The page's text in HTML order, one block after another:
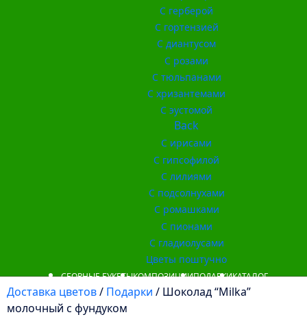
С герберой
С гортензией
С диантусом
С розами
С тюльпанами
С хризантемами
С эустомой
Back
С ирисами
С гипсофилой
С лилиями
С подсолнухами
С ромашками
С пионами
С гладиолусами
Цветы поштучно
СБОРНЫЕ БУКЕТЫКОМПОЗИЦИИПОДАРКИКАТАЛОГ
Доставка цветов/ Подарки / Шоколад “Milka”
молочный с фундуком